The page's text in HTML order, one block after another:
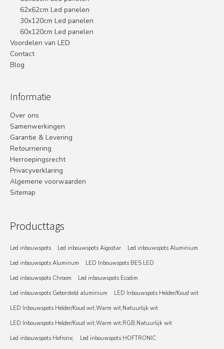
62x62cm Led panelen
30x120cm Led panelen
60x120cm Led panelen
Voordelen van LED
Contact
Blog
Informatie
Over ons
Samenwerkingen
Garantie & Levering
Retournering
Herroepingsrecht
Privacyverklaring
Algemene voorwaarden
Sitemap
Producttags
Led inbouwspots Led inbouwspots Aigostar
Led inbouwspots Aluminium
Led inbouwspots Aluminum
LED Inbouwspots BES LED
Led inbouwspots Chroom
Led inbouwspots Ecodim
Led inbouwspots Geborsteld aluminium
LED Inbouwspots Helder/Koud wit
LED Inbouwspots Helder/Koud wit;Warm wit;Natuurlijk wit
LED Inbouwspots Helder/Koud wit;Warm wit;RGB;Natuurlijk wit
Led inbouwspots Hofronic
Led inbouwspots HOFTRONIC